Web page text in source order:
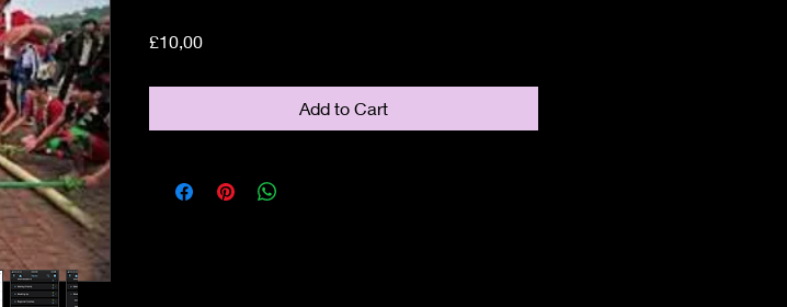
£10,00Price
Add to Cart